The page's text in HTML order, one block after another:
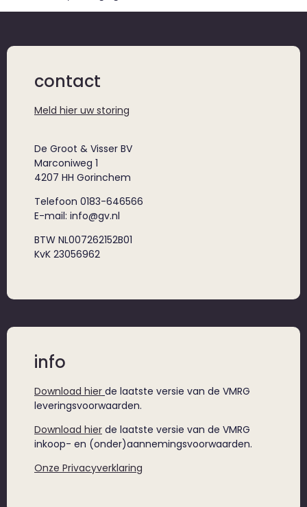
contact
Meld hier uw storing
De Groot & Visser BV
Marconiweg 1
4207 HH Gorinchem
Telefoon 0183-646566
E-mail: info@gv.nl
BTW NL007262152B01
KvK 23056962
info
Download hier de laatste versie van de VMRG
leveringsvoorwaarden.
Download hier de laatste versie van de VMRG
inkoop- en (onder)aannemingsvoorwaarden.
Onze Privacyverklaring